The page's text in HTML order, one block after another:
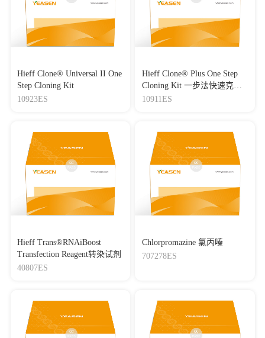
Hieff Clone® Universal II One
Step Cloning Kit
10923ES
Hieff Clone® Plus One Step
Cloning Kit 一步法快速克隆
试剂盒
10911ES
Hieff Trans®RNAiBoost
Transfection Reagent转染试剂
40807ES
Chlorpromazine 氯丙嗪
707278ES